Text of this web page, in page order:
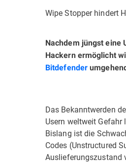
Wipe Stopper hindert
Nachdem jüngst eine
Hackern ermöglicht
Bitdefender
Das Bekanntwerden
Usern weltweit
Bislang ist die
Codes (Unstructured
Auslieferungszustand